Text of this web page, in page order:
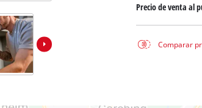
Ingletadoras
de Mesa
de cinta
Precio de venta al
Comparar